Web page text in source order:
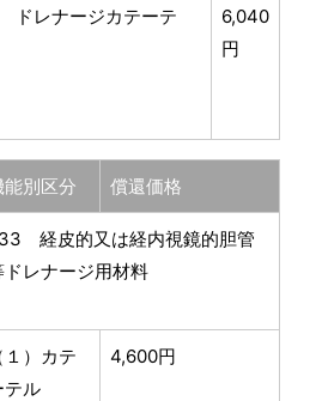
ドレナージカテーテ
6,040
円
能別区分 償還価格
経皮的又は経内視鏡的胆管
ドレナージ用材料
１）カテ
テル
4,600円